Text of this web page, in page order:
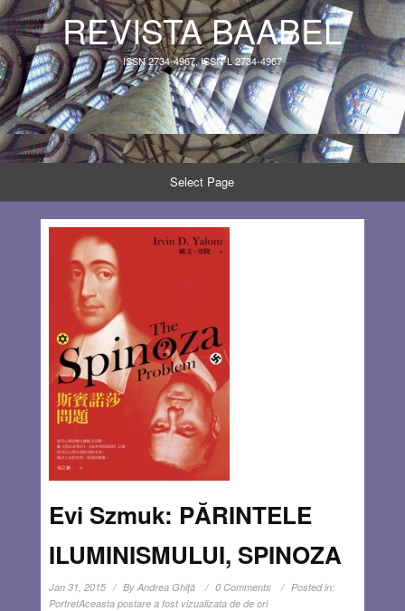
REVISTA BAABEL
ISSN 2734-4967, ISSN-L 2734-4967
Select Page
Evi Szmuk: PĂRINTELE
ILUMINISMULUI, SPINOZA
Jan 31, 2015 By Andrea Ghiţă 0 Comments
Posted in:
PortretAceasta postare a fost vizualizata de de ori